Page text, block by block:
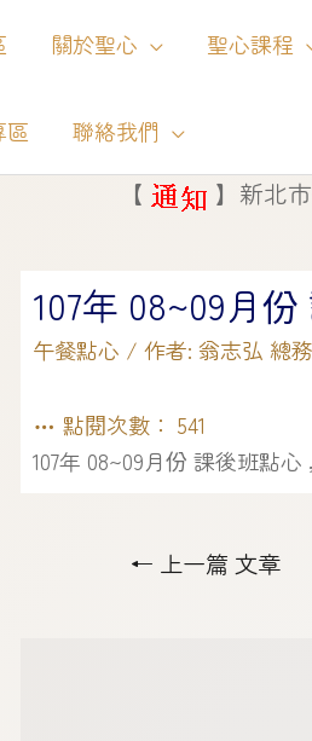
關於聖心 聖心課程
區 聯絡我們
】新北市
107年 08~09月
午餐點心 / 作者: 翁志弘 總
點閱次數： 541
107年 08~09月份 課後班點心
← 上一篇 文章